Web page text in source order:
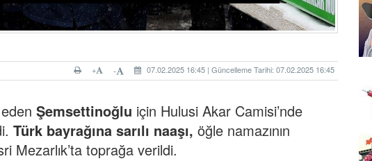
07.02.2025 16:45 | Güncelleme Tarihi: 07.02.2025 16:45
-
+
Şemsettinoğlu için Hulusi Akar Camisi’nde
Türk bayrağına sarılı naaşı, öğle namazının
Mezarlık’ta toprağa verildi.